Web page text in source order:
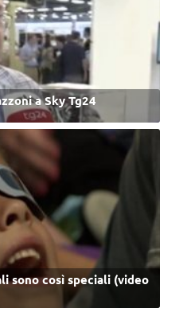
a Sky Tg24
sono così speciali (video